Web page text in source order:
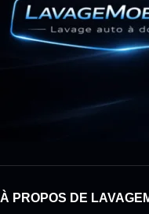
À PROPOS DE